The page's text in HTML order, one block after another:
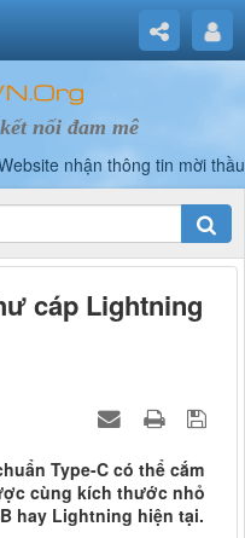
nối đam mê
cáp Lightning
Type-C có thể cắm
cùng kích thước nhỏ
hay Lightning hiện tại.